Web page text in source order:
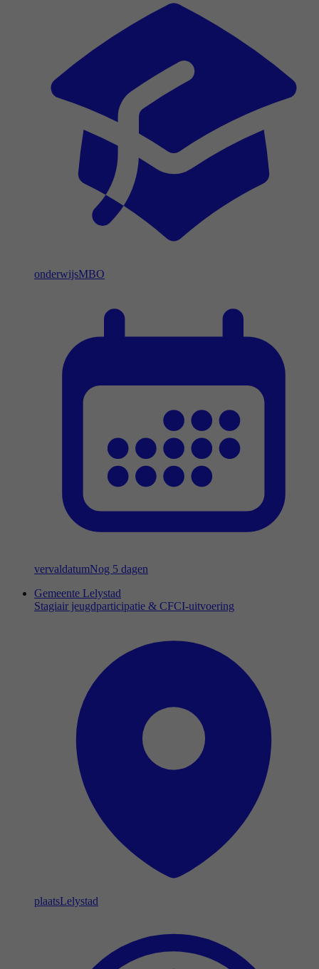
onderwijsMBO
vervaldatumNog 5 dagen
Gemeente Lelystad
Stagiair jeugdparticipatie & CFCI-uitvoering
plaatsLelystad